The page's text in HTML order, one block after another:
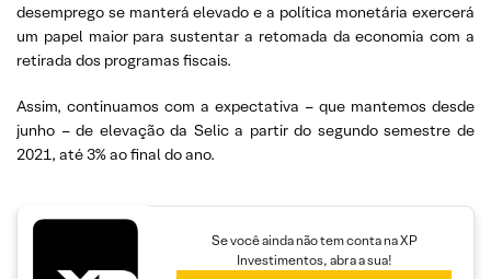
desemprego se manterá elevado e a política monetária exercerá
um papel maior para sustentar a retomada da economia com a
retirada dos programas fiscais.
Assim, continuamos com a expectativa – que mantemos desde
junho – de elevação da Selic a partir do segundo semestre de
2021, até 3% ao final do ano.
Se você ainda não tem conta na XP
Investimentos, abra a sua!